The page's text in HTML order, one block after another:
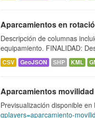
Aparcamientos en
Descripción de columnas
equipamiento. FINALIDAD:
CSV GeoJSON SHP KML
Aparcamientos
Previsualización disponible
gplayers=aparcamiento-